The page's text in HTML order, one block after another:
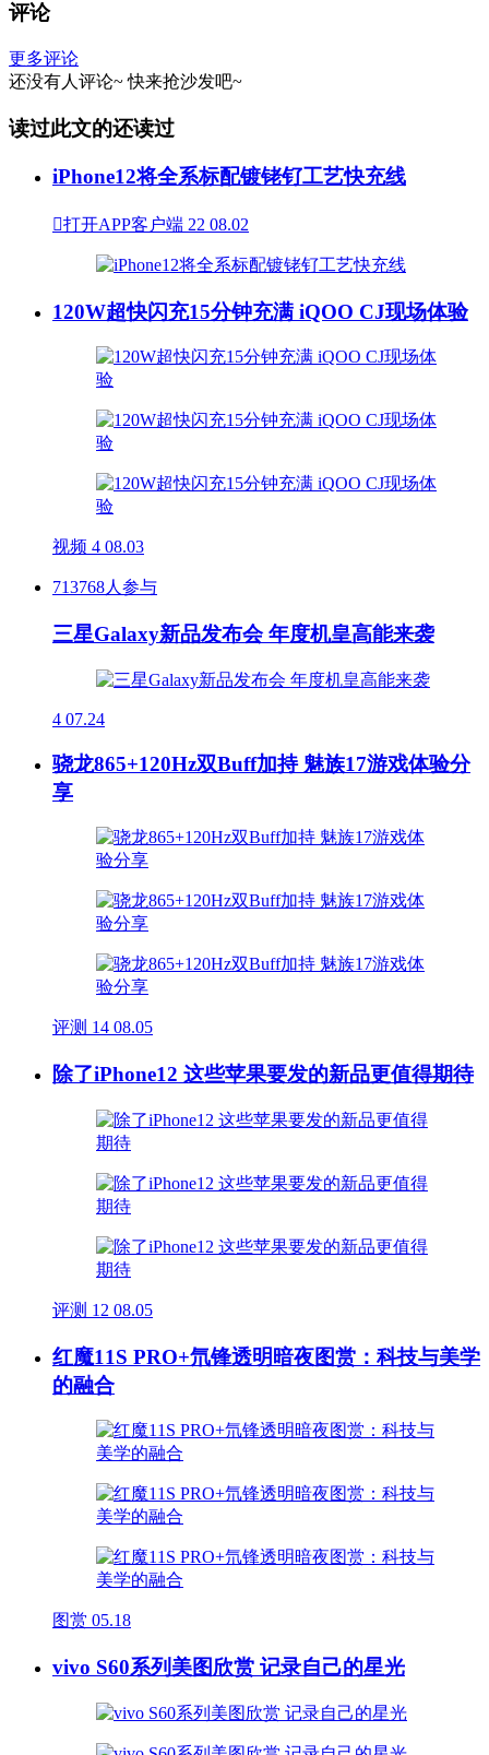
评论
更多评论
还没有人评论~ 快来抢沙发吧~
读过此文的还读过
iPhone12将全系标配镀铑钌工艺快充线
打开APP客户端 22 08.02
120W超快闪充15分钟充满 iQOO CJ现场体验
视频 4 08.03
713768人参与
三星Galaxy新品发布会 年度机皇高能来袭
4 07.24
骁龙865+120Hz双Buff加持 魅族17游戏体验分
享
评测 14 08.05
除了iPhone12 这些苹果要发的新品更值得期待
评测 12 08.05
红魔11S PRO+氘锋透明暗夜图赏：科技与美学
的融合
图赏 05.18
vivo S60系列美图欣赏 记录自己的星光